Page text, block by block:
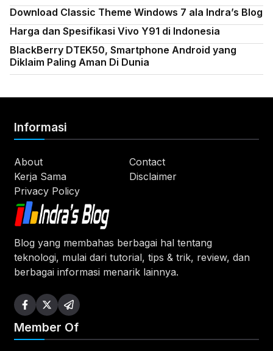
Download Classic Theme Windows 7 ala Indra’s Blog
Harga dan Spesifikasi Vivo Y91 di Indonesia
BlackBerry DTEK50, Smartphone Android yang
Diklaim Paling Aman Di Dunia
Blog yang membahas berbagai hal tentang
teknologi, mulai dari tutorial, tips & trik, review, dan
berbagai informasi menarik lainnya.
Informasi
About
Contact
Kerja Sama
Disclaimer
Privacy Policy
Member Of